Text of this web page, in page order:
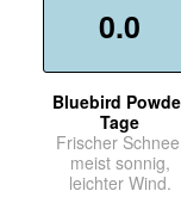
0.0
Bluebird
Tage
Frischer
meist sonnig,
leichter Wind.